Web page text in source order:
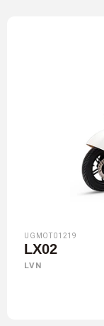
UGMOT01219
LX02
LVN